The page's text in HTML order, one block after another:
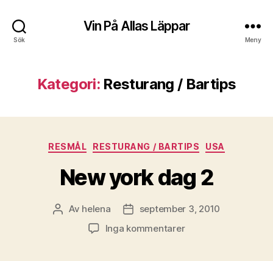
Sök
Vin På Allas Läppar
Meny
Kategori: Resturang / Bartips
Kategorier
RESMÅL RESTURANG / BARTIPS USA
New york dag 2
Inläggsförfattare
Av helena Inläggsdatum
september 3, 2010
Inga kommentarertill